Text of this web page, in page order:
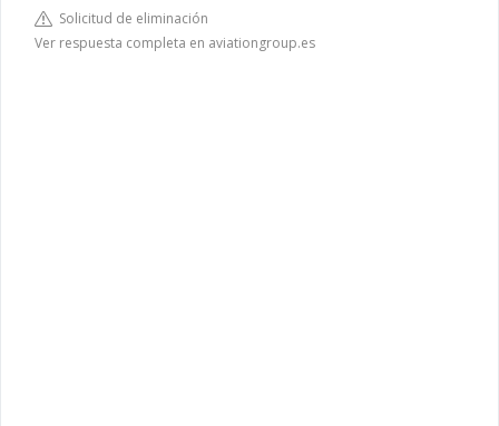
Solicitud de eliminación
Ver respuesta completa en aviationgroup.es